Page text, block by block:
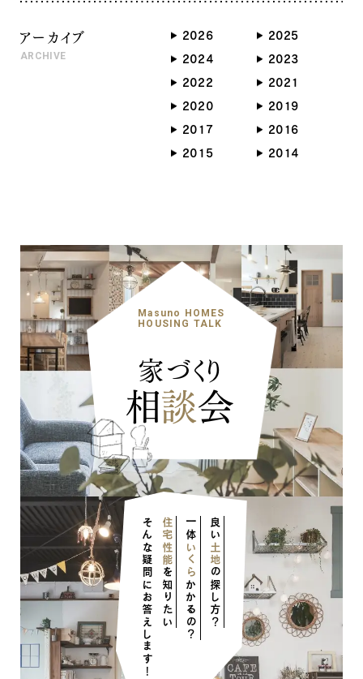
ナチュラル
カントリー
ヴィンテージ
アーカイブ
ARCHIVE
2026
2025
2024
2023
2022
2021
2020
2019
2017
2016
2015
2014
Masuno HOMES
HOUSING TALK
家づくり
相談会
住宅性能
を知りたい
一体
いくら
かかるの？
良い
土地
の探し方？
そんな疑問にお答えします！